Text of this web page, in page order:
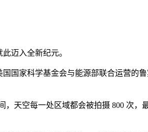
迈入全新纪元。
国家科学基金会与能源部联合运营的
天空每一处区域都会被拍摄 800 次，